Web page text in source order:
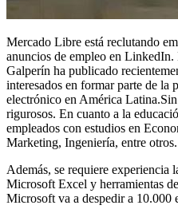
Mercado Libre está reclutando
anuncios de empleo en
Galperín ha publicado
interesados en formar parte de la
electrónico en América
rigurosos. En cuanto a la
empleados con estudios en
Marketing, Ingeniería, entre otros.
Además, se requiere experiencia
Microsoft Excel y herramientas
Microsoft va a despedir a 10.000